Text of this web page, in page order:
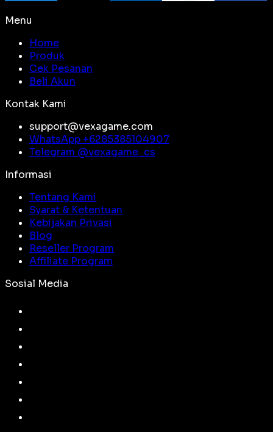
Menu
Home
Produk
Cek Pesanan
Beli Akun
Kontak Kami
support@vexagame.com
WhatsApp +6285385104907
Telegram @vexagame_cs
Informasi
Tentang Kami
Syarat & Ketentuan
Kebijakan Privasi
Blog
Reseller Program
Affiliate Program
Sosial Media